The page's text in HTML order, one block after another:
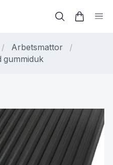
/ Arbetsmattor
/
gummiduk